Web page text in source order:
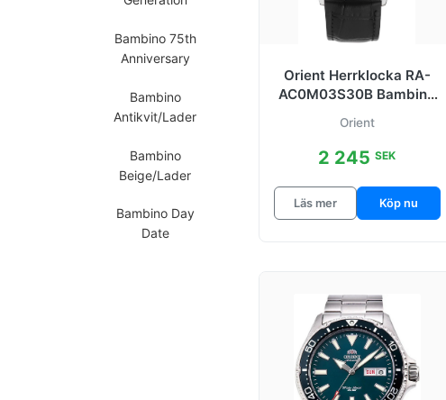
Bambino 75th
Anniversary
Bambino
Antikvit/Lader
Bambino
Beige/Lader
Bambino Day
Date
Orient Herrklocka RA-
AC0M03S30B Bambino
Vit/Läder
Orient
2 245SEK
Läs mer Köp nu